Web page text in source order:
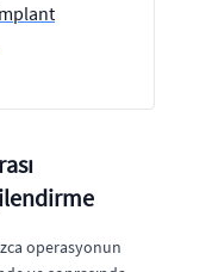
operasyonun